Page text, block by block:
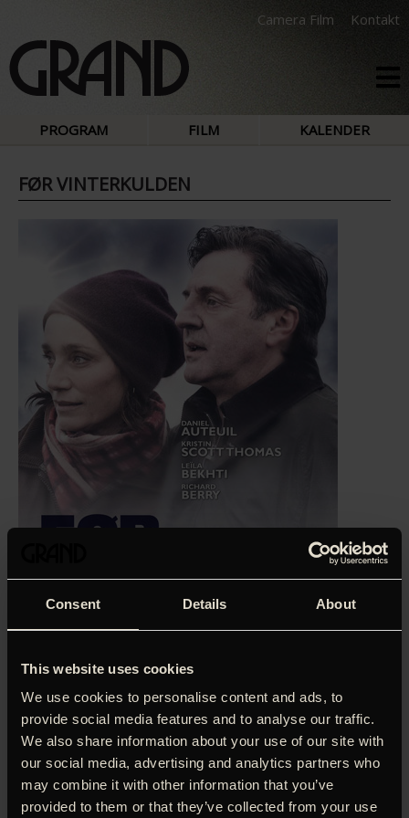
Consent Details About
This website uses cookies
We use cookies to personalise content and ads, to
provide social media features and to analyse our traffic.
We also share information about your use of our site with
our social media, advertising and analytics partners who
may combine it with other information that you’ve
provided to them or that they’ve collected from your use
Camera Film Kontakt
PROGRAM FILM KALENDER
FØR VINTERKULDEN
‘Et stilsikkert, eksistentielt anfægtende drama… elegant
forløst.
Daniel Auteuil er rent ud mesterlig.’Henrik Wivel, Kristeligt
(5 stjerner)